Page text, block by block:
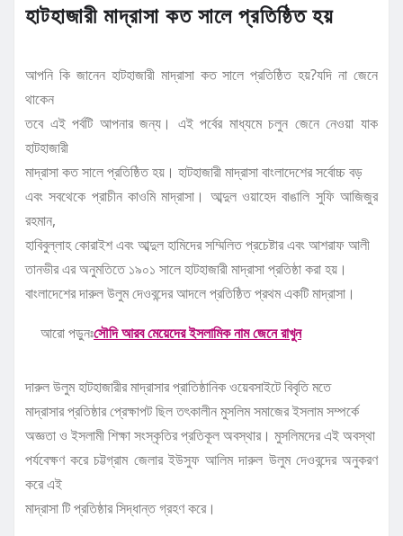
হাটহাজারী মাদ্রাসা কত সালে প্রতিষ্ঠিত হয়
আপনি কি জানেন হাটহাজারী মাদ্রাসা কত সালে প্রতিষ্ঠিত হয়?যদি না জেনে
থাকেন
তবে এই পর্বটি আপনার জন্য। এই পর্বের মাধ্যমে চলুন জেনে নেওয়া যাক
হাটহাজারী
মাদ্রাসা কত সালে প্রতিষ্ঠিত হয়। হাটহাজারী মাদ্রাসা বাংলাদেশের সর্বোচ্চ বড়
এবং সবথেকে প্রাচীন কাওমি মাদ্রাসা। আব্দুল ওয়াহেদ বাঙালি সুফি আজিজুর
রহমান,
হাবিবুল্লাহ কোরাইশ এবং আব্দুল হামিদের সম্মিলিত প্রচেষ্টার এবং আশরাফ আলী
তানভীর এর অনুমতিতে ১৯০১ সালে হাটহাজারী মাদ্রাসা প্রতিষ্ঠা করা হয়।
বাংলাদেশের দারুল উলুম দেওবন্দের আদলে প্রতিষ্ঠিত প্রথম একটি মাদ্রাসা।
আরো পড়ুনঃসৌদি আরব মেয়েদের ইসলামিক নাম জেনে রাখুন
দারুল উলুম হাটহাজারীর মাদ্রাসার প্রাতিষ্ঠানিক ওয়েবসাইটে বিবৃতি মতে
মাদ্রাসার প্রতিষ্ঠার প্রেক্ষাপট ছিল তৎকালীন মুসলিম সমাজের ইসলাম সম্পর্কে
অজ্ঞতা ও ইসলামী শিক্ষা সংস্কৃতির প্রতিকূল অবস্থার। মুসলিমদের এই অবস্থা
পর্যবেক্ষণ করে চট্টগ্রাম জেলার ইউসুফ আলিম দারুল উলুম দেওবন্দের অনুকরণ
করে এই
মাদ্রাসা টি প্রতিষ্ঠার সিদ্ধান্ত গ্রহণ করে।